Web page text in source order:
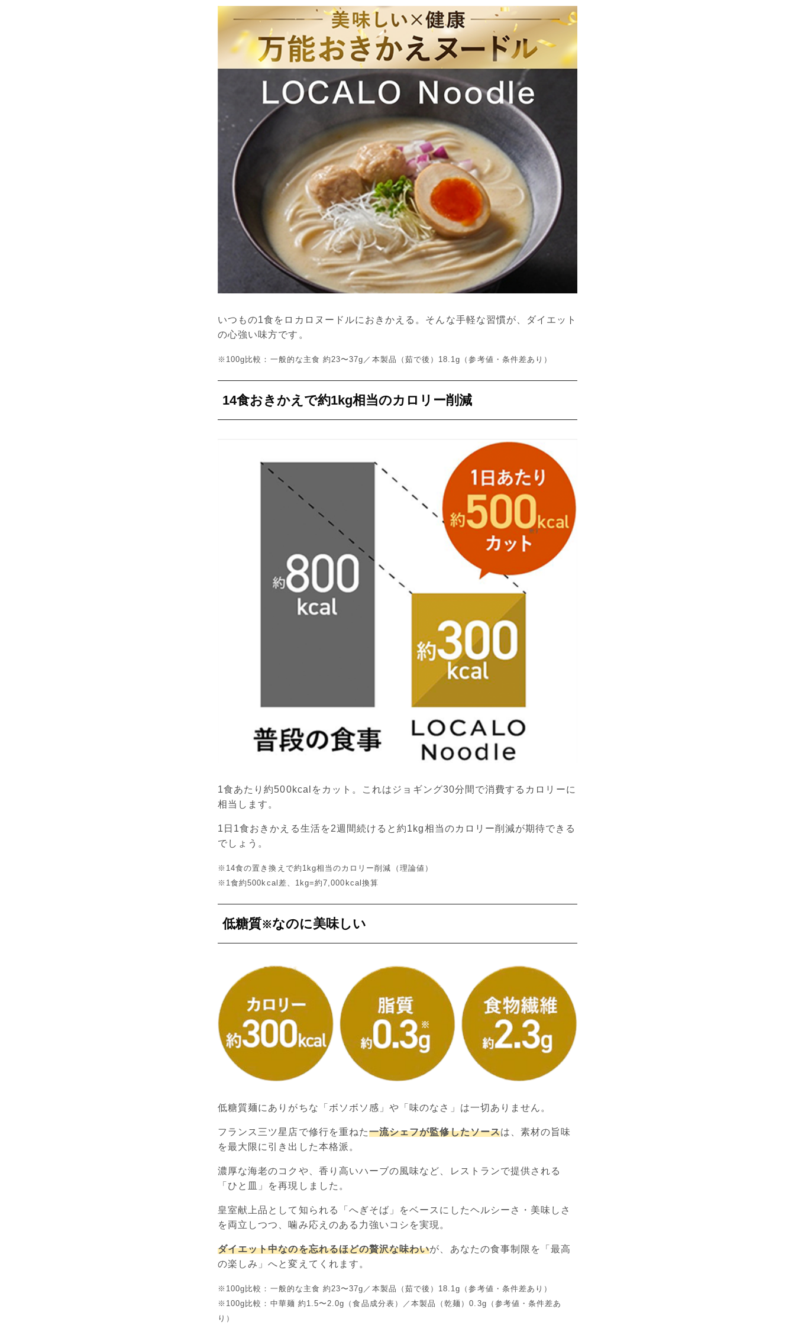
いつもの1食をロカロヌードルにおきかえる。そんな手軽な習慣が、ダイエット
の心強い味方です。
※100g比較：一般的な主食 約23〜37g／本製品（茹で後）18.1g（参考値・条件差あり）
14食おきかえで約1kg相当のカロリー削減
1食あたり約500kcalをカット。これはジョギング30分間で消費するカロリーに
相当します。
1日1食おきかえる生活を2週間続けると約1kg相当のカロリー削減が期待できる
でしょう。
※14食の置き換えで約1kg相当のカロリー削減（理論値）
※1食約500kcal差、1kg=約7,000kcal換算
低糖質※なのに美味しい
低糖質麺にありがちな「ボソボソ感」や「味のなさ」は一切ありません。
フランス三ツ星店で修行を重ねた一流シェフが監修したソースは、素材の旨味
を最大限に引き出した本格派。
濃厚な海老のコクや、香り高いハーブの風味など、レストランで提供される
「ひと皿」を再現しました。
皇室献上品として知られる「へぎそば」をベースにしたヘルシーさ・美味しさ
を両立しつつ、噛み応えのある力強いコシを実現。
ダイエット中なのを忘れるほどの贅沢な味わいが、あなたの食事制限を「最高
の楽しみ」へと変えてくれます。
※100g比較：一般的な主食 約23〜37g／本製品（茹で後）18.1g（参考値・条件差あり）
※100g比較：中華麺 約1.5〜2.0g（食品成分表）／本製品（乾麺）0.3g（参考値・条件差あ
り）